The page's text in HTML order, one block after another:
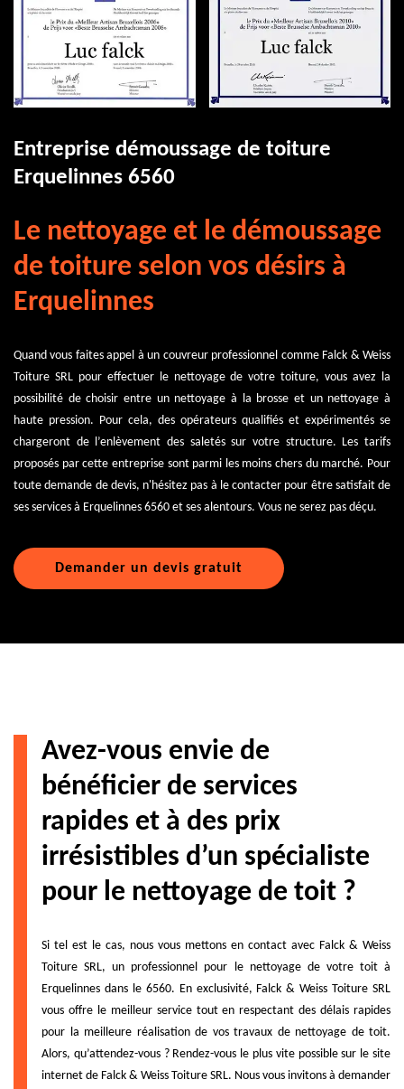
Entreprise démoussage de toiture
Erquelinnes 6560
Le nettoyage et le démoussage
de toiture selon vos désirs à
Erquelinnes
Quand vous faites appel à un couvreur professionnel comme Falck & Weiss
Toiture SRL pour effectuer le nettoyage de votre toiture, vous avez la
possibilité de choisir entre un nettoyage à la brosse et un nettoyage à
haute pression. Pour cela, des opérateurs qualifiés et expérimentés se
chargeront de l’enlèvement des saletés sur votre structure. Les tarifs
proposés par cette entreprise sont parmi les moins chers du marché. Pour
toute demande de devis, n'hésitez pas à le contacter pour être satisfait de
ses services à Erquelinnes 6560 et ses alentours. Vous ne serez pas déçu.
Demander un devis gratuit
Avez-vous envie de
bénéficier de services
rapides et à des prix
irrésistibles d’un spécialiste
pour le nettoyage de toit ?
Si tel est le cas, nous vous mettons en contact avec Falck & Weiss
Toiture SRL, un professionnel pour le nettoyage de votre toit à
Erquelinnes dans le 6560. En exclusivité, Falck & Weiss Toiture SRL
vous offre le meilleur service tout en respectant des délais rapides
pour la meilleure réalisation de vos travaux de nettoyage de toit.
Alors, qu’attendez-vous ? Rendez-vous le plus vite possible sur le site
internet de Falck & Weiss Toiture SRL. Nous vous invitons à demander